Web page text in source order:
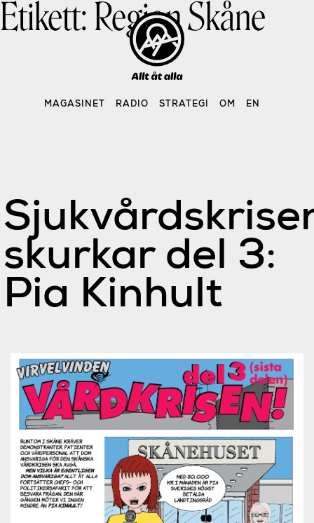
Skip
MAGASINET RADIO STRATEGI OM EN
Etikett:Region Skåne
skurkar del 3:
Pia Kinhult